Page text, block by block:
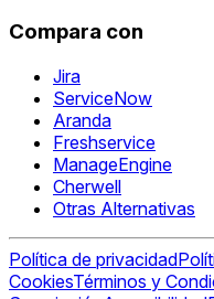
Compara con
Jira
ServiceNow
Aranda
Freshservice
ManageEngine
Cherwell
Otras Alternativas
Política de privacidad
CookiesTérminos y